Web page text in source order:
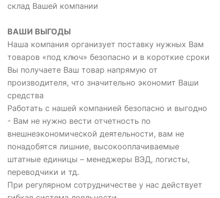
склад Вашей компании
ВАШИ ВЫГОДЫ
Наша компания организует поставку нужных Вам
товаров «под ключ» безопасно и в короткие сроки
Вы получаете Ваш товар напрямую от
производителя, что значительно экономит Ваши
средства
Работать с нашей компанией безопасно и выгодно
- Вам не нужно вести отчетность по
внешнеэкономической деятельности, вам не
понадобятся лишние, высокооплачиваемые
штатные единицы – менеджеры ВЭД, логисты,
переводчики и тд.
При регулярном сотрудничестве у нас действует